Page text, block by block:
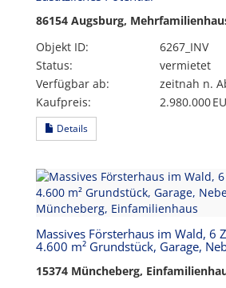
86154 Augsburg,
Objekt ID:
6267_INV
Status:
vermietet
Verfügbar ab:
zeitnah n.
Kaufpreis:
2.980.000
Details
Massives Försterhaus im Wald, 6
4.600 m² Grundstück, Garage,
15374 Müncheberg,